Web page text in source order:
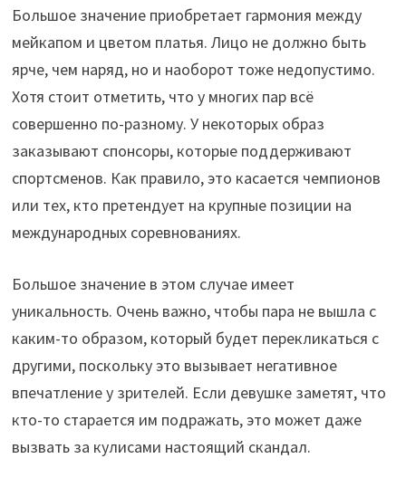
Большое значение приобретает гармония между
мейкапом и цветом платья. Лицо не должно быть
ярче, чем наряд, но и наоборот тоже недопустимо.
Хотя стоит отметить, что у многих пар всё
совершенно по-разному. У некоторых образ
заказывают спонсоры, которые поддерживают
спортсменов. Как правило, это касается чемпионов
или тех, кто претендует на крупные позиции на
международных соревнованиях.
Большое значение в этом случае имеет
уникальность. Очень важно, чтобы пара не вышла с
каким-то образом, который будет перекликаться с
другими, поскольку это вызывает негативное
впечатление у зрителей. Если девушке заметят, что
кто-то старается им подражать, это может даже
вызвать за кулисами настоящий скандал.